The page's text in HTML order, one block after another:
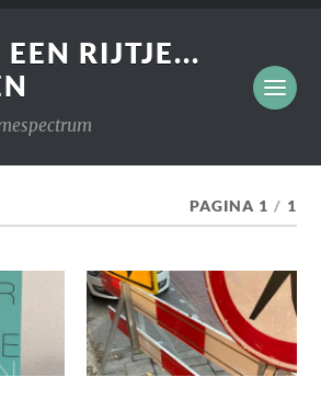
RIJTJE...
PAGINA 1 / 1